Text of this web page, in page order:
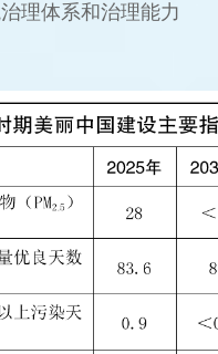
理体系和治理能力